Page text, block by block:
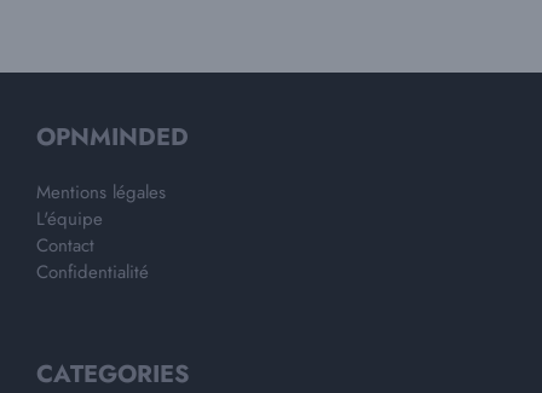
OPNMINDED
Mentions légales
L'équipe
Contact
Confidentialité
CATEGORIES